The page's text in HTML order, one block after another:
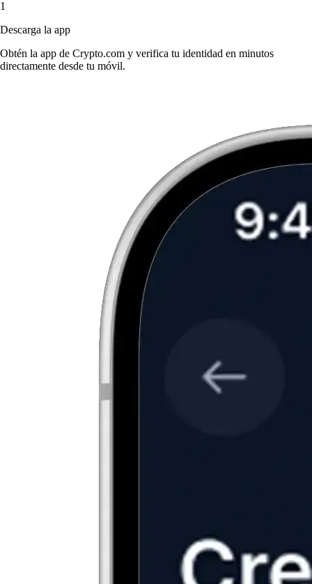
1
Descarga la app
Obtén la app de Crypto.com y verifica tu identidad en minutos
directamente desde tu móvil.